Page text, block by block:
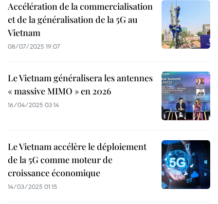
Accélération de la commercialisation
et de la généralisation de la 5G au
Vietnam
08/07/2025 19:07
Le Vietnam généralisera les antennes
« massive MIMO » en 2026
16/04/2025 03:14
Le Vietnam accélère le déploiement
de la 5G comme moteur de
croissance économique
14/03/2025 01:15